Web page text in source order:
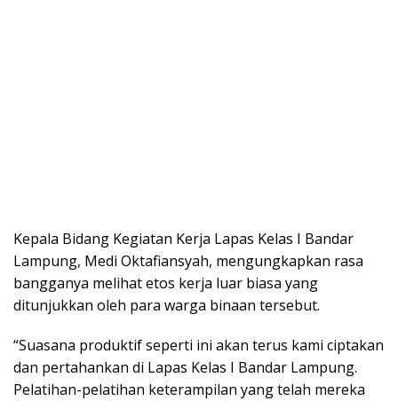
Kepala Bidang Kegiatan Kerja Lapas Kelas I Bandar
Lampung, Medi Oktafiansyah, mengungkapkan rasa
bangganya melihat etos kerja luar biasa yang
ditunjukkan oleh para warga binaan tersebut.
“Suasana produktif seperti ini akan terus kami ciptakan
dan pertahankan di Lapas Kelas I Bandar Lampung.
Pelatihan-pelatihan keterampilan yang telah mereka